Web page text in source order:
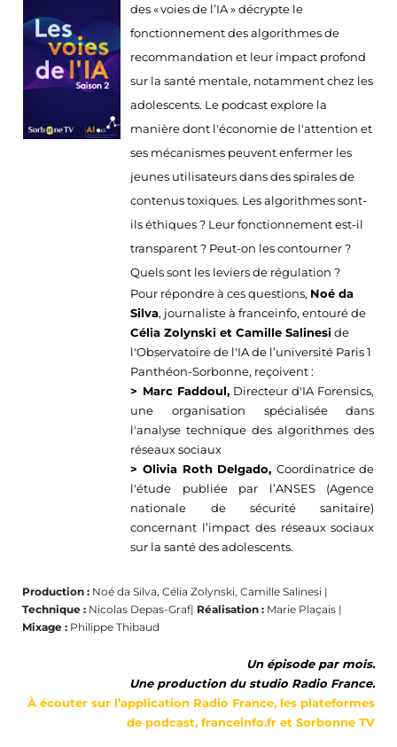
des «voiesde l’IA »décrypte le
fonctionnement des algorithmes de
recommandation et leur impact profond
sur la santé mentale, notamment chez les
adolescents. Le podcast explore la
manièredont l'économie de l'attention et
ses mécanismes peuvent enfermer les
jeunes utilisateurs dans des spirales de
contenus toxiques. Les algorithmes sont-
ils éthiques ? Leur fonctionnement est-il
transparent ? Peut-on les contourner ?
Quels sont les leviers de régulation ?
Pour répondre à ces questions, Noé da
Silva, journaliste à franceinfo,entouré de
Célia Zolynski et CamilleSalineside
l'Observatoire de l'IAde l’université Paris 1
Panthéon-Sorbonne, reçoivent:
> Marc Faddoul, Directeur d'IA Forensics,
une organisation spécialisée dans
l'analyse technique des algorithmes des
réseaux sociaux
> Olivia Roth Delgado, Coordinatrice de
l'étude publiée par l’ANSES (Agence
nationale de sécurité sanitaire)
concernant l’impact des réseaux sociaux
sur la santé des adolescents.
Production : Noé da Silva, Célia Zolynski, Camille Salinesi |
Technique : Nicolas Depas-Graf| Réalisation : Marie Plaçais |
Mixage : Philippe Thibaud
Un épisode par mois.
Une production du studio Radio France.
À écouter sur l’application Radio France, les plateformes
de podcast, franceinfo.fr et Sorbonne TV